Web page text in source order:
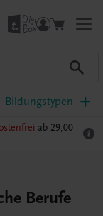
Bildungstypen
ab 29,00
Berufe